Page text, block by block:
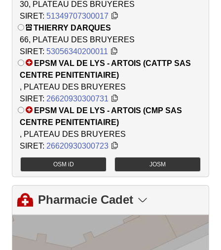
30, PLATEAU DES BRUYERES
SIRET: 51349707300017
THIERRY DARQUES
66, PLATEAU DES BRUYERES
SIRET: 53056340200011
EPSM VAL DE LYS - ARTOIS (CATTP SAS
CENTRE PENITENTIAIRE)
, PLATEAU DES BRUYERES
SIRET: 26620930300731
EPSM VAL DE LYS - ARTOIS (CMP SAS
CENTRE PENITENTIAIRE)
, PLATEAU DES BRUYERES
SIRET: 26620930300723
OSM iD JOSM
Pharmacie Cadet